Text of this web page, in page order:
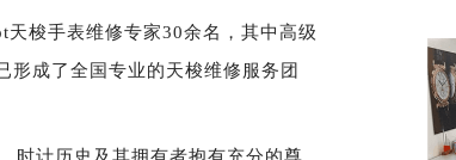
梭手表维修专家30余名，其中高级
形成了全国专业的天梭维修服务团